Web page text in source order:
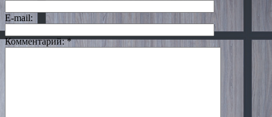
E-mail:
Комментарий:*